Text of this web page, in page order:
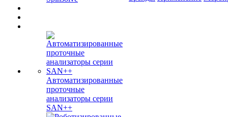
Автоматизированные
проточные
анализаторы серии
SAN++